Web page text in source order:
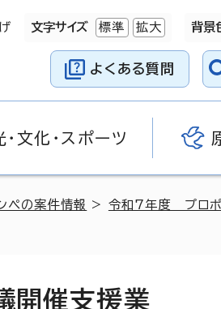
文字サイズ 標準 拡大 背景
よくある質問
・文化・スポーツ
ペの案件情報 > 令和7年度 プロポ
開催支援業